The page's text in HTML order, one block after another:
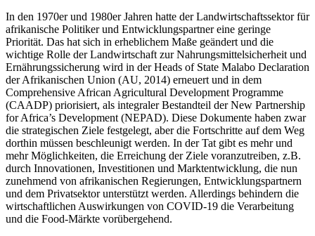
In den 1970er und 1980er Jahren hatte der Landwirtschaftssektor für
afrikanische Politiker und Entwicklungspartner eine geringe
Priorität. Das hat sich in erheblichem Maße geändert und die
wichtige Rolle der Landwirtschaft zur Nahrungsmittelsicherheit und
Ernährungssicherung wird in der Heads of State Malabo Declaration
der Afrikanischen Union (AU, 2014) erneuert und in dem
Comprehensive African Agricultural Development Programme
(CAADP) priorisiert, als integraler Bestandteil der New Partnership
for Africa’s Development (NEPAD). Diese Dokumente haben zwar
die strategischen Ziele festgelegt, aber die Fortschritte auf dem Weg
dorthin müssen beschleunigt werden. In der Tat gibt es mehr und
mehr Möglichkeiten, die Erreichung der Ziele voranzutreiben, z.B.
durch Innovationen, Investitionen und Marktentwicklung, die nun
zunehmend von afrikanischen Regierungen, Entwicklungspartnern
und dem Privatsektor unterstützt werden. Allerdings behindern die
wirtschaftlichen Auswirkungen von COVID-19 die Verarbeitung
und die Food-Märkte vorübergehend.